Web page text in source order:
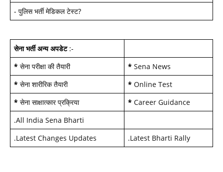
- पुलिस भर्ती मेडिकल टेस्ट?
सेना भर्ती अन्य अपडेट:-
* सेना परीक्षा की तैयारी * Sena News
* सेना शारीरिक तैयारी * Online Test
* सेना साक्षात्कार प्रक्रिया * Career Guidance
.All India Sena Bharti
.Latest Changes Updates .Latest Bharti Rally